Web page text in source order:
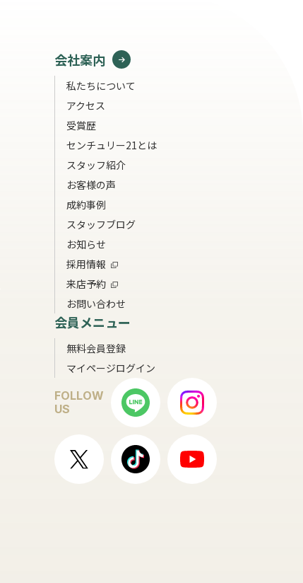
会社案内
私たちについて
アクセス
受賞歴
センチュリー21とは
スタッフ紹介
お客様の声
成約事例
スタッフブログ
お知らせ
採用情報
来店予約
お問い合わせ
会員メニュー
無料会員登録
マイページログイン
FOLLOW
US